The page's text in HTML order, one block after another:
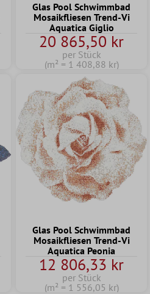
Glas Pool Schwimmbad
Mosaikfliesen Trend-Vi
Aquatica Giglio
20 865,50 kr
per Stück
(m² = 1 408,88 kr)
Glas Pool Schwimmbad
Mosaikfliesen Trend-Vi
Aquatica Peonia
12 806,33 kr
per Stück
(m² = 1 556,05 kr)